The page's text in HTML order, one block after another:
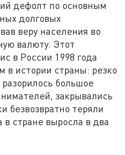
дефолт по основным
долговых
веру населения во
валюту. Этот
в России 1998 года
истории страны: резко
большое
закрывались
безвозвратно теряли
в стране выросла в два